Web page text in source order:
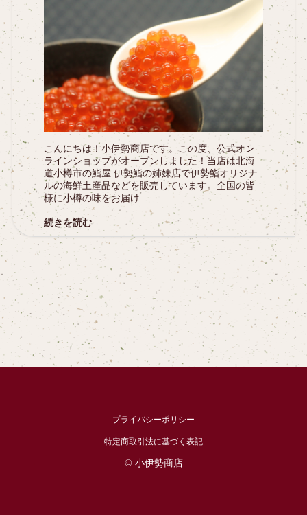
こんにちは！小伊勢商店です。この度、公式オン
ラインショップがオープンしました！当店は北海
道小樽市の鮨屋 伊勢鮨の姉妹店で伊勢鮨オリジナ
ルの海鮮土産品などを販売しています。全国の皆
様に小樽の味をお届け...
続きを読む
プライバシーポリシー
特定商取引法に基づく表記
© 小伊勢商店